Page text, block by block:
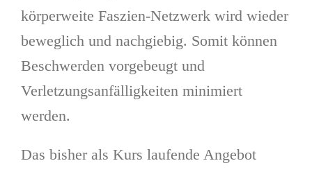
körperweite Faszien-Netzwerk wird wieder
beweglich und nachgiebig. Somit können
Beschwerden vorgebeugt und
Verletzungsanfälligkeiten minimiert
werden.
Das bisher als Kurs laufende Angebot